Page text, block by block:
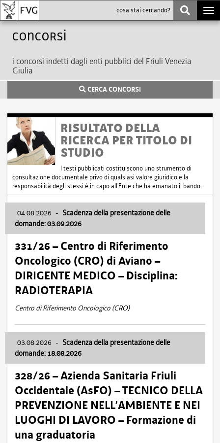
Concorsi
i concorsi indetti dagli enti pubblici del Friuli Venezia
Giulia
CERCA CONCORSI
RISULTATO DELLA
RICERCA PER TITOLO DI
STUDIO
I testi pubblicati costituiscono uno strumento di
consultazione documentale privo di qualsiasi valore giuridico e la
responsabilità degli stessi è in capo all'Ente che ha emanato il bando.
04.08.2026 - Scadenza della presentazione delle
domande: 03.09.2026
331/26 – Centro di Riferimento
Oncologico (CRO) di Aviano –
DIRIGENTE MEDICO – Disciplina:
RADIOTERAPIA
Centro di Riferimento Oncologico (CRO)
03.08.2026 - Scadenza della presentazione delle
domande: 18.08.2026
328/26 – Azienda Sanitaria Friuli
Occidentale (AsFO) – TECNICO DELLA
PREVENZIONE NELL’AMBIENTE E NEI
LUOGHI DI LAVORO – Formazione di
una graduatoria